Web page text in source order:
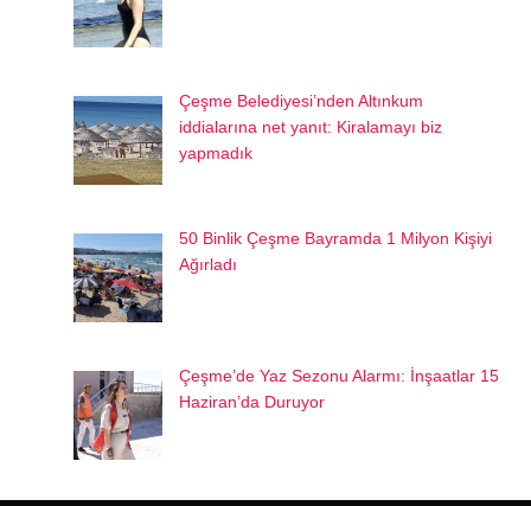
Çeşme Belediyesi’nden Altınkum
iddialarına net yanıt: Kiralamayı biz
yapmadık
50 Binlik Çeşme Bayramda 1 Milyon Kişiyi
Ağırladı
Çeşme’de Yaz Sezonu Alarmı: İnşaatlar 15
Haziran’da Duruyor